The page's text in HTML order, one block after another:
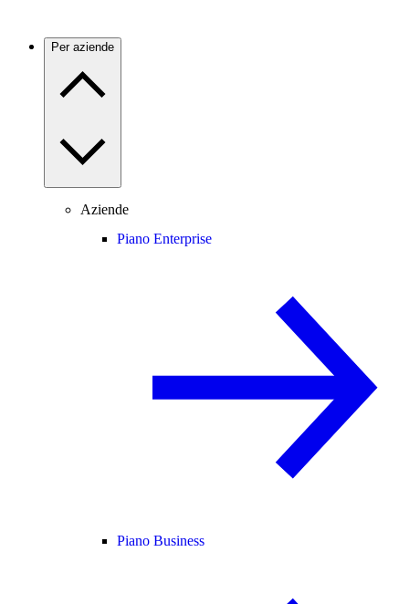
Per aziende
Aziende
Piano Enterprise
Piano Business